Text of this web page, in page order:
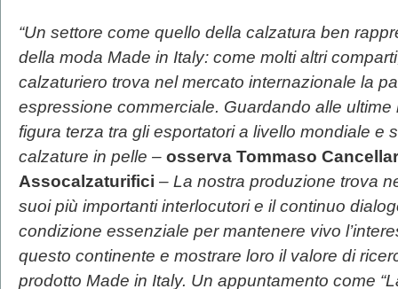
“Un settore come quello della calzatura ben
della moda Made in Italy: come molti altri
calzaturiero trova nel mercato internazionale la
espressione commerciale. Guardando alle ultime
figura terza tra gli esportatori a livello mondiale e
calzature in pelle – osserva Tommaso
Assocalzaturifici – La nostra produzione trova
suoi più importanti interlocutori e il continuo
condizione essenziale per mantenere vivo
questo continente e mostrare loro il valore di
prodotto Made in Italy. Un appuntamento come